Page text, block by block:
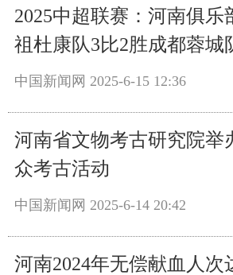
2025中超联赛：河南俱乐
祖杜康队3比2胜成都蓉城
中国新闻网 2025-6-15 12:36
河南省文物考古研究院举
众考古活动
中国新闻网 2025-6-14 20:42
河南2024年无偿献血人次